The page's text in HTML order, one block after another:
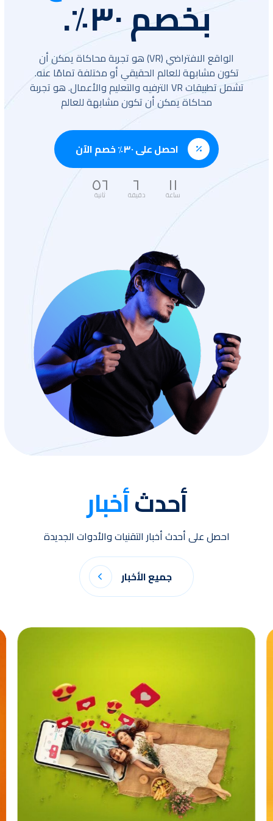
بخصم ٣٠٪.
الواقع الافتراضي (VR) هو تجربة محاكاة يمكن أن
تكون مشابهة للعالم الحقيقي أو مختلفة تمامًا عنه.
تشمل تطبيقات VR الترفيه والتعليم والأعمال. هو تجربة
محاكاة يمكن أن تكون مشابهة للعالم
احصل على ٣٠٪ خصم الآن
١١
ساعة ٦
دقيقة ٥٤
ثانية
أحدثأخبار
احصل على أحدث أخبار التقنيات والأدوات الجديدة
جميع الأخبار